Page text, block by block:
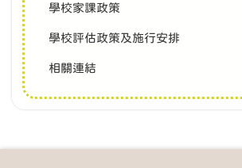
學校家課政策
學校評估政策及施行安排
相關連結